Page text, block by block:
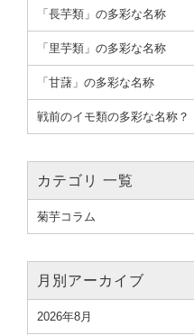
「長芋類」の多彩な名称
「里芋類」の多彩な名称
「甘藷」の多彩な名称
戦前のイモ類の多彩な名称？
カテゴリ 一覧
菊芋コラム
月別アーカイブ
2026年8月